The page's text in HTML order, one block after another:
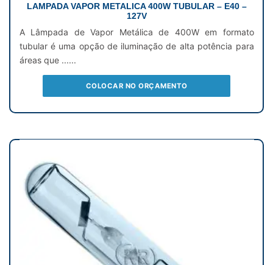
LAMPADA VAPOR METALICA 400W TUBULAR – E40 –
127V
A Lâmpada de Vapor Metálica de 400W em formato
tubular é uma opção de iluminação de alta potência para
áreas que ......
COLOCAR NO ORÇAMENTO